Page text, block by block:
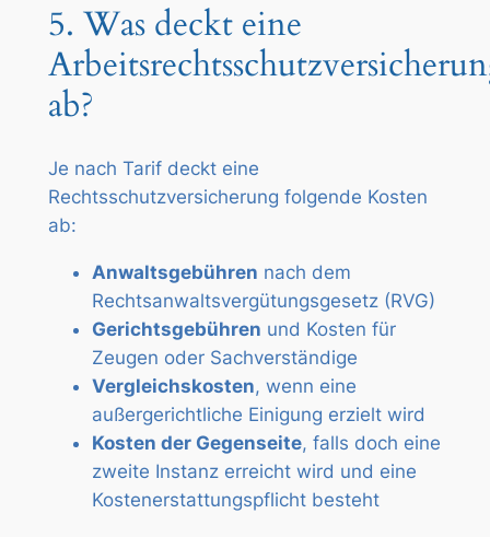
5. Was deckt eine
ab?
Je nach Tarif deckt eine
Rechtsschutzversicherung folgende Kosten
ab:
Anwaltsgebühren nach dem
Rechtsanwaltsvergütungsgesetz (RVG)
Gerichtsgebühren und Kosten für
Zeugen oder Sachverständige
Vergleichskosten, wenn eine
außergerichtliche Einigung erzielt wird
Kosten der Gegenseite, falls doch eine
zweite Instanz erreicht wird und eine
Kostenerstattungspflicht besteht